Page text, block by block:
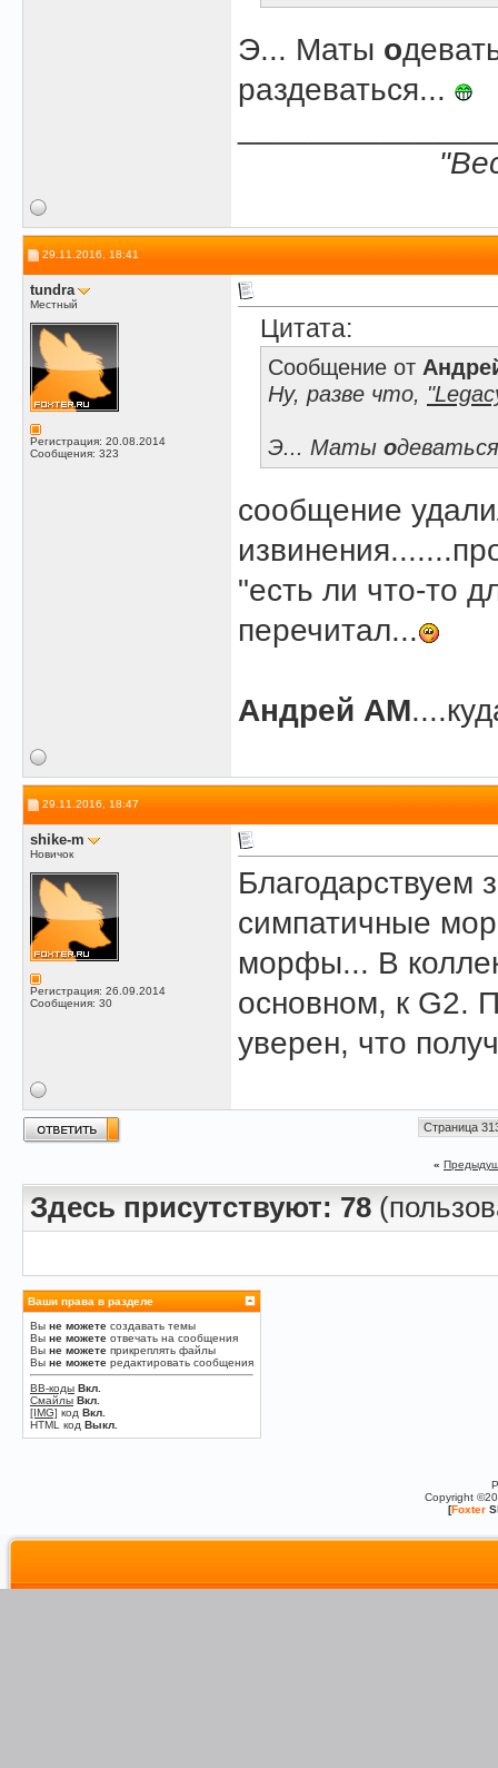
Э... Маты о
раздеваться...
29.11.2016, 18:41
tundra
Местный
Регистрация: 20.08.2014
Сообщения: 323
Цитата:
Сообщение от
Ну, разве что,
Э... Маты о
сообщение
"есть ли что-то
перечитал...
Андрей АМ
29.11.2016, 18:47
shike-m
Новичок
Регистрация: 26.09.2014
Сообщения: 30
Благодарствуем
симпатичные
морфы... В
основном, к G2.
уверен, что
Страница
«
Здесь присутствуют: 78
Ваши права в разделе
Вы не можете создавать темы
Вы не можете отвечать на сообщения
Вы не можете прикреплять файлы
Вы не можете редактировать сообщения
BB-коды Вкл.
Смайлы Вкл.
[IMG] код Вкл.
HTML код Выкл.
Copyright
[Foxter